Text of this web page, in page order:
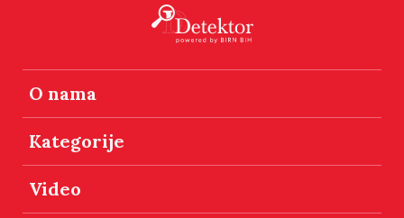
O nama
Kategorije
Video